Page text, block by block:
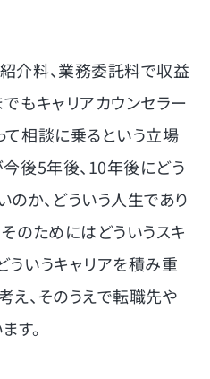
介料、業務委託料で収益
もキャリアカウンセラー
て相談に乗るという立場
今後5年後、10年後にどう
か、どういう人生であり
のためにはどういうスキ
ういうキャリアを積み重
え、そのうえで転職先や
す。